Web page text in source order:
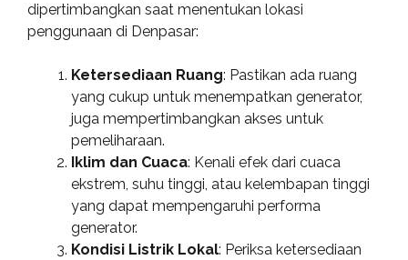
dipertimbangkan saat menentukan lokasi
penggunaan di Denpasar:
Ketersediaan Ruang: Pastikan ada ruang
yang cukup untuk menempatkan generator,
juga mempertimbangkan akses untuk
pemeliharaan.
Iklim dan Cuaca: Kenali efek dari cuaca
ekstrem, suhu tinggi, atau kelembapan tinggi
yang dapat mempengaruhi performa
generator.
Kondisi Listrik Lokal: Periksa ketersediaan